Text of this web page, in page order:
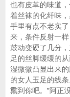
也有皮革的味道
着丝袜的化纤味
手里有点不老实
来，条件反射一
鼓动变硬了几分
足的丝脚缓缓的
湿微微凸显出来
的女人玉足的线
熏到你吧。”阿正